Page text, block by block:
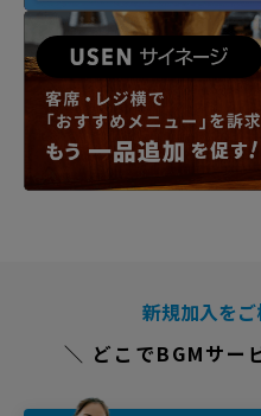
新規加入を
＼ どこでBGMサー